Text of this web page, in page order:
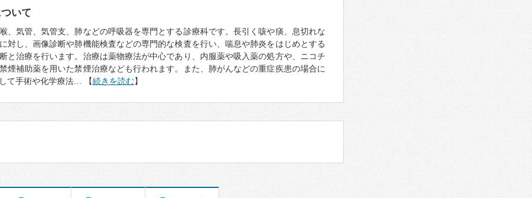
いて
、気管、気管支、肺などの呼吸器を専門とする診療科です。長引く咳や痰、息切れな
対し、画像診断や肺機能検査などの専門的な検査を行い、喘息や肺炎をはじめとする
と治療を行います。治療は薬物療法が中心であり、内服薬や吸入薬の処方や、ニコチ
煙補助薬を用いた禁煙治療なども行われます。また、肺がんなどの重症疾患の場合に
て手術や化学療法… 【続きを読む】